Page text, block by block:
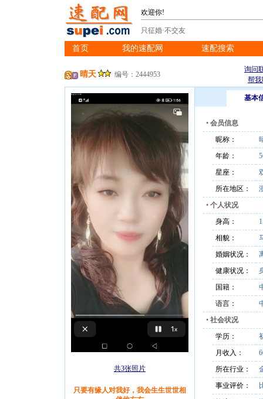
欢迎你!
只征婚·不交友
首页 我的速配网 速配搜索
晴天 编号：2444953
询问
帮
共3张照片
只要有缘人对我好，我会生生世世相
基本
• 会员信息
昵称：
年龄：
星座：
所在地区：
• 个人状况
身高：
相貌：
婚姻状况：
健康状况：
国籍：
语言：
• 社会状况
学历：
月收入：
所在行业：
事业评价：